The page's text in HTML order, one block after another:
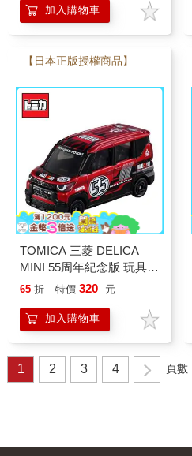
加入購物車
【日本正版授權商品】
TOMICA 三菱 DELICA
MINI 55周年紀念版 玩具車
多美小汽車
65 折 特價 320 元
加入購物車
1 2 3 4 頁數